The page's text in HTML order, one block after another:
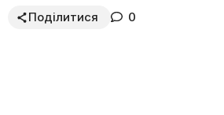
Поділитися 0